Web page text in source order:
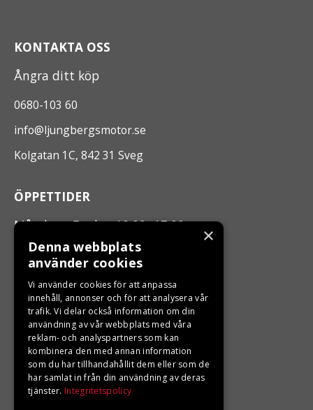
KONTAKTA OSS
Ångra ditt köp
0680-103 60
info@ljungbergsmotor.se
Kolgatan 1C, 842 31 Sveg
ÖPPETTIDER
Måndag - Fredag 10.00 -17.00
LJUNGBERGS MOTOR
Din BRP återförsäljare i Sveg!
×
Denna webbplats
använder cookies
Vi använder cookies för att anpassa
innehåll, annonser och för att analysera vår
trafik. Vi delar också information om din
användning av vår webbplats med våra
reklam- och analyspartners som kan
kombinera den med annan information
som du har tillhandahållit dem eller som de
har samlat in från din användning av deras
tjänster. Integritetspolicy